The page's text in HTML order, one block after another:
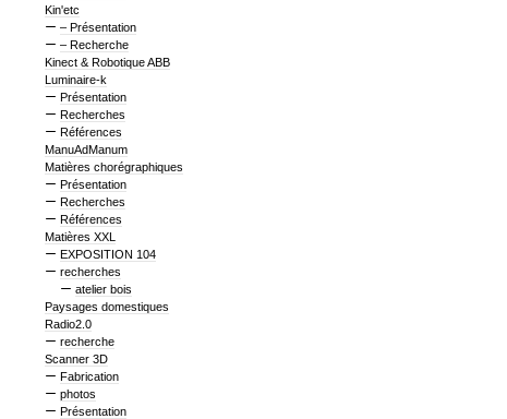
Kin'etc
– Présentation
– Recherche
Kinect & Robotique ABB
Luminaire-k
Présentation
Recherches
Références
ManuAdManum
Matières chorégraphiques
Présentation
Recherches
Références
Matières XXL
EXPOSITION 104
recherches
atelier bois
Paysages domestiques
Radio2.0
recherche
Scanner 3D
Fabrication
photos
Présentation